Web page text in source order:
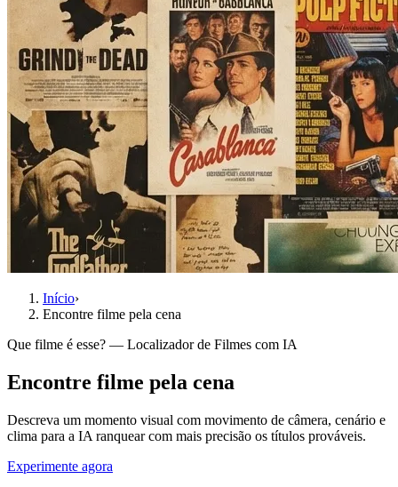
Início›
Encontre filme pela cena
Que filme é esse? — Localizador de Filmes com IA
Encontre filme pela cena
Descreva um momento visual com movimento de câmera, cenário e
clima para a IA ranquear com mais precisão os títulos prováveis.
Experimente agora